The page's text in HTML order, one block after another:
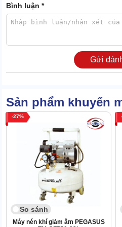
Nhưng ưu điểm của máy nén khí
không cần
An toàn khi vận hành
Pegasus TM-V-1.05/12.5-330L
thông minh. Khi nhận thấy lượng
Bình luận *
Gửi
Sản phẩm khuyến
27
So sánh
Máy nén khí giảm âm PEGASUS